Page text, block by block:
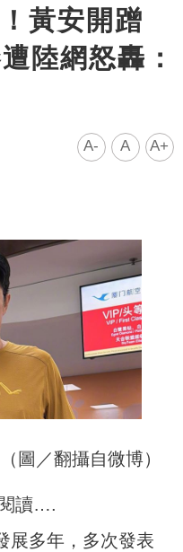
黃安開蹭
陸網怒轟：
A- A A+
圖／翻攝自微博）
讀….
展多年，多次發表